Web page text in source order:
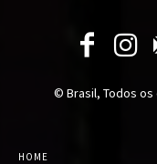
© Brasil, Todos
HOME